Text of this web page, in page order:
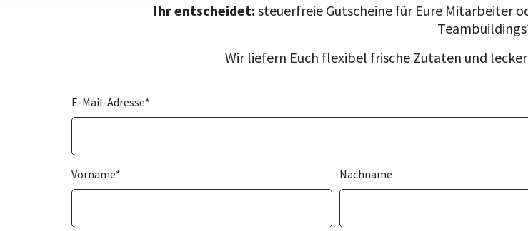
Ihr entscheidet: steuerfreie Gutscheine für Eure Mitarbeiter
Wir liefern Euch flexibel frische Zutaten und
E-Mail-Adresse*
Vorname* Nachname